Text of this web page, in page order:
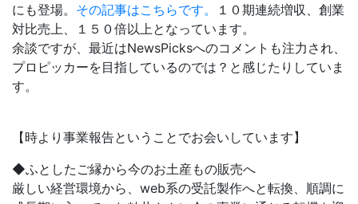
にも登場。 その記事はこちらです。
１０期連続増収、創業
対比売上、１５０倍以上となっています。
余談ですが、最近はNewsPicksへのコメントも注力され、
プロピッカーを目指しているのでは？と感じたりしていま
す。
【時より事業報告ということでお会いしています】
◆ふとしたご縁から今のお土産もの販売へ
厳しい経営環境から、web系の受託製作へと転換、順調に